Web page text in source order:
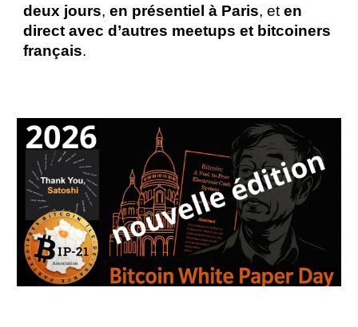
deux jours,en présentiel à Paris, eten
direct avec d’autres meetups et bitcoiners
français.